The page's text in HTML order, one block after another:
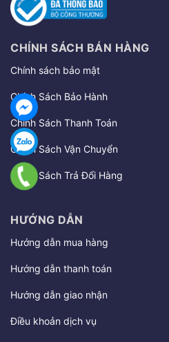
CHÍNH SÁCH BÁN HÀNG
Chính sách bảo mật
Chính Sách Bảo Hành
Chính Sách Thanh Toán
Chính Sách Vận Chuyển
Chính Sách Trả Đổi Hàng
HƯỚNG DẪN
Hướng dẫn mua hàng
Hướng dẫn thanh toán
Hướng dẫn giao nhận
Điều khoản dịch vụ